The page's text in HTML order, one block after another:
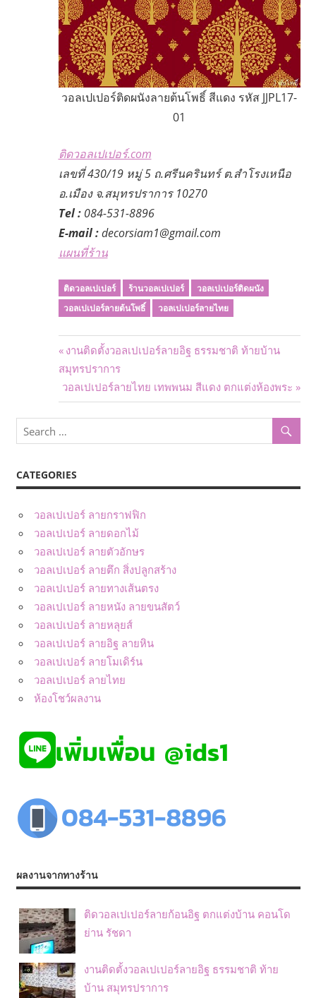
วอลเปเปอร์ติดผนังลายต้นโพธิ์ สีแดง รหัส JJPL17-
01
ติดวอลเปเปอร์.com
เลขที่ 430/19 หมู่ 5 ถ.ศรีนครินทร์ ต.สำโรงเหนือ
อ.เมือง จ.สมุทรปราการ 10270
Tel :084-531-8896
E-mail : decorsiam1@gmail.com
แผนที่ร้าน
ติดวอลเปเปอร์ ร้านวอลเปเปอร์
วอลเปเปอร์ติดผนัง
วอลเปเปอร์ลายต้นโพธิ์
วอลเปเปอร์ลายไทย
Post
navigation
Previous
Post:
งานติดตั้งวอลเปเปอร์ลายอิฐ ธรรมชาติ ท้ายบ้าน
สมุทรปราการ
Next
Post:
วอลเปเปอร์ลายไทย เทพพนม สีแดง ตกแต่งห้องพระ
CATEGORIES
วอลเปเปอร์ ลายกราฟฟิก
วอลเปเปอร์ ลายดอกไม้
วอลเปเปอร์ ลายตัวอักษร
วอลเปเปอร์ ลายตึก สิ่งปลูกสร้าง
วอลเปเปอร์ ลายทางเส้นตรง
วอลเปเปอร์ ลายหนัง ลายขนสัตว์
วอลเปเปอร์ ลายหลุยส์
วอลเปเปอร์ ลายอิฐ ลายหิน
วอลเปเปอร์ ลายโมเดิร์น
วอลเปเปอร์ ลายไทย
ห้องโชว์ผลงาน
ผลงานจากทางร้าน
ติดวอลเปเปอร์ลายก้อนอิฐ ตกแต่งบ้าน คอนโด
ย่าน รัชดา
งานติดตั้งวอลเปเปอร์ลายอิฐ ธรรมชาติ ท้าย
บ้าน สมุทรปราการ